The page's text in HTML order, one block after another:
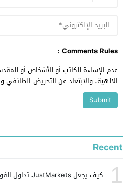
Comments Rules :
عدم الإساءة للكاتب أو للأشخاص أو
الالهية. والابتعاد عن التحريض الطائفي
Recent
1 كيف يجعل JustMarkets تداول الفوركس أسهل وأكثر أمانًا